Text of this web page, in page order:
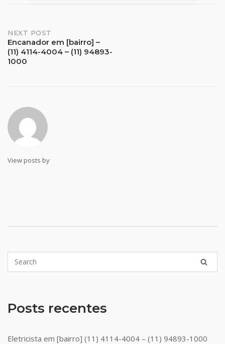
Post
navigation
NEXT POST
Encanador em [bairro] –
(11) 4114-4004 – (11) 94893-
1000
View posts by
Posts recentes
Eletricista em [bairro] (11) 4114-4004 – (11) 94893-1000